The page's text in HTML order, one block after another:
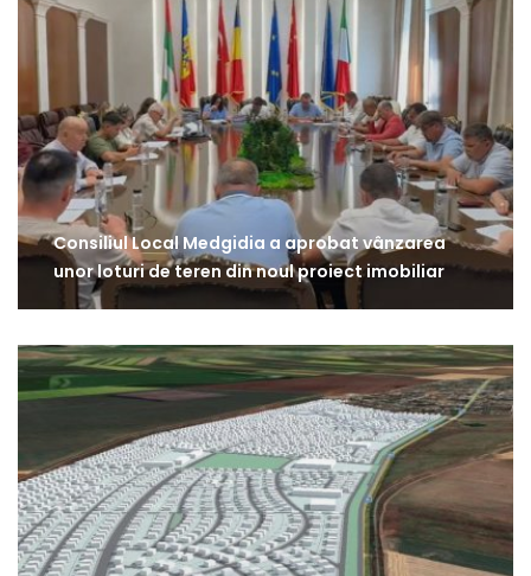
Consiliul Local Medgidia a aprobat vânzarea
unor loturi de teren din noul proiect imobiliar